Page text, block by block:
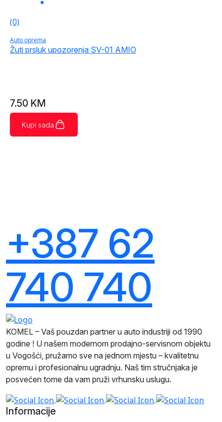
(0)
Auto oprema
Žuti prsluk upozorenja SV-01 AMIO
7.50 KM
Kupi sada
+387 62
740 740
KOMEL – Vaš pouzdan partner u auto industriji od 1990
godine ! U našem modernom prodajno-servisnom objektu
u Vogošći, pružamo sve na jednom mjestu – kvalitetnu
opremu i profesionalnu ugradnju. Naš tim stručnjaka je
posvećen tome da vam pruži vrhunsku uslugu.
Informacije